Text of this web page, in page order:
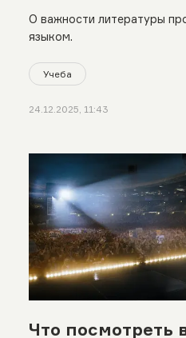
О важности литературы
языком.
Учеба
24.12.2025, 11:43
Что посмотреть